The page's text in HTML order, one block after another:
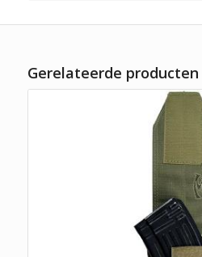
Gerelateerde producten